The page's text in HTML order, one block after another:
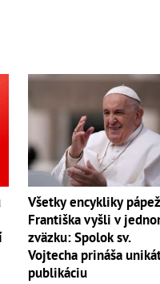
Všetky encykliky
Františka vyšli v
zväzku: Spolok sv.
Vojtecha prináša
publikáciu